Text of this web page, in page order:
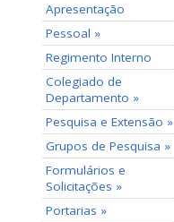
Apresentação
Pessoal »
Regimento Interno
Colegiado de
Departamento »
Pesquisa e Extensão »
Grupos de Pesquisa »
Formulários e
Solicitações »
Portarias »